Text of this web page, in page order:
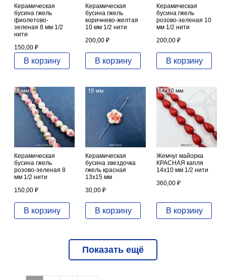
Керамическая
бусина гжель
фиолетово-
зеленая 8 мм 1/2
нити
150,00 ₽
В корзину
Керамическая
бусина гжель
коричнево-желтая
10 мм 1/2 нити
200,00 ₽
В корзину
Керамическая
бусина гжель
розово-зеленая 10
мм 1/2 нити
200,00 ₽
В корзину
Керамическая
бусина гжель
розово-зеленая 8
мм 1/2 нити
150,00 ₽
В корзину
Керамическая
бусина звездочка
гжель красная
13х15 мм
30,00 ₽
В корзину
Жемчуг майорка
КРАСНАЯ капля
14х10 мм 1/2 нити
360,00 ₽
В корзину
Показать ещё